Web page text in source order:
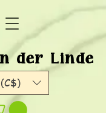
der Linde